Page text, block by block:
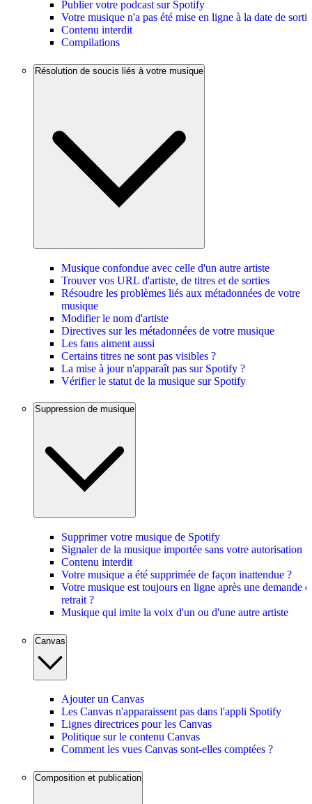
Publier votre podcast sur Spotify
Votre musique n'a pas été mise en ligne à la date de
Contenu interdit
Compilations
Résolution de soucis liés à votre musique
Musique confondue avec celle d'un autre artiste
Trouver vos URL d'artiste, de titres et de sorties
Résoudre les problèmes liés aux métadonnées de votre
musique
Modifier le nom d'artiste
Directives sur les métadonnées de votre musique
Les fans aiment aussi
Certains titres ne sont pas visibles ?
La mise à jour n'apparaît pas sur Spotify ?
Vérifier le statut de la musique sur Spotify
Suppression de musique
Supprimer votre musique de Spotify
Signaler de la musique importée sans votre autorisation
Contenu interdit
Votre musique a été supprimée de façon inattendue ?
Votre musique est toujours en ligne après une demande
retrait ?
Musique qui imite la voix d'un ou d'une autre artiste
Canvas
Ajouter un Canvas
Les Canvas n'apparaissent pas dans l'appli Spotify
Lignes directrices pour les Canvas
Politique sur le contenu Canvas
Comment les vues Canvas sont-elles comptées ?
Composition et publication